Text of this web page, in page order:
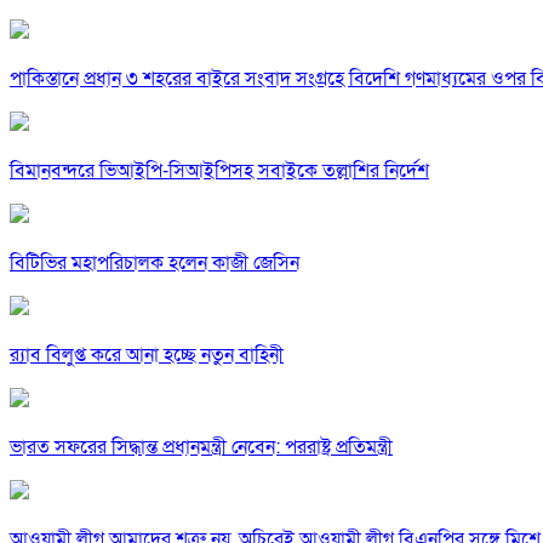
পাকিস্তানে প্রধান ৩ শহরের বাইরে সংবাদ সংগ্রহে বিদেশি গণমাধ্যমের ওপর
বিমানবন্দরে ভিআইপি-সিআইপিসহ সবাইকে তল্লাশির নির্দেশ
বিটিভির মহাপরিচালক হলেন কাজী জেসিন
র‍্যাব বিলুপ্ত করে আনা হচ্ছে নতুন বাহিনী
ভারত সফরের সিদ্ধান্ত প্রধানমন্ত্রী নেবেন: পররাষ্ট্র প্রতিমন্ত্রী